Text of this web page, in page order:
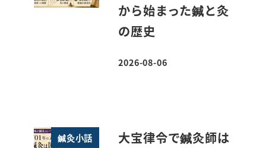
から始まった鍼と灸
の歴史
投稿日
2026-08-06
鍼灸小話
大宝律令で鍼灸師は